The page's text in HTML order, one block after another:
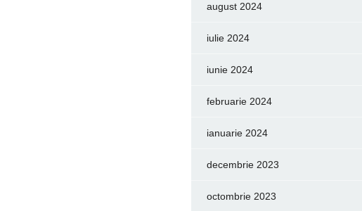
august 2024
iulie 2024
iunie 2024
februarie 2024
ianuarie 2024
decembrie 2023
octombrie 2023